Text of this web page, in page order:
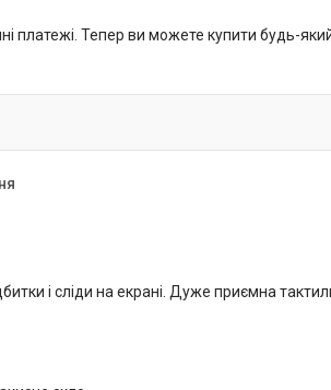
платежі. Тепер ви можете купити будь-
і сліди на екрані. Дуже приємна